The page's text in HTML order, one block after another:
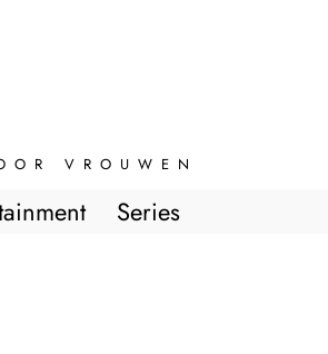
VROUWEN
Series